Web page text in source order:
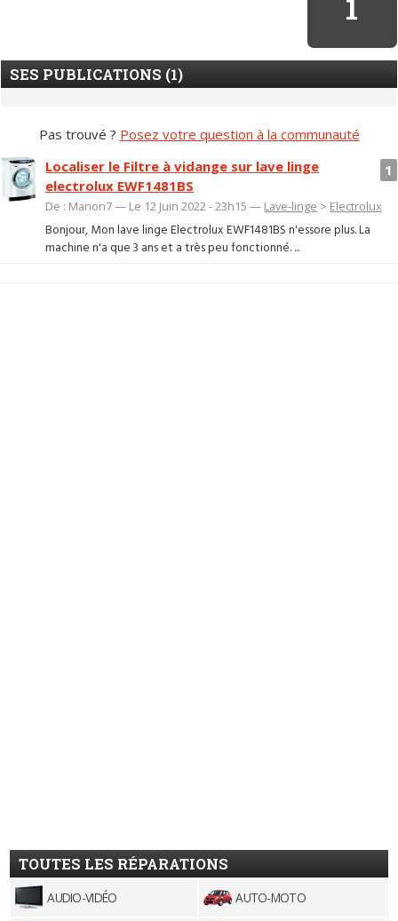
1
SES PUBLICATIONS (1)
Pas trouvé ? Posez votre question à la communauté
1
Localiser le Filtre à vidange sur lave linge
electrolux EWF1481BS
De : Manon7 — Le 12 Juin 2022 - 23h15 — Lave-linge > Electrolux
Bonjour, Mon lave linge Electrolux EWF1481BS n'essore plus. La
machine n'a que 3 ans et a très peu fonctionné. ...
TOUTES LES RÉPARATIONS
AUDIO-VIDÉO AUTO-MOTO